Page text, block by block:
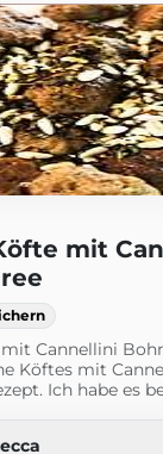
mit
Cannellini
Köftes mit
Ich habe es